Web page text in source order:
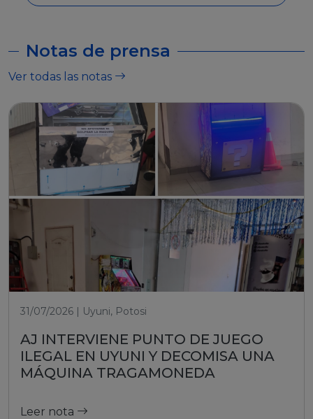
Notas de prensa
Ver todas las notas
31/07/2026 | Uyuni, Potosi
AJ INTERVIENE PUNTO DE JUEGO
ILEGAL EN UYUNI Y DECOMISA UNA
MÁQUINA TRAGAMONEDA
Leer nota